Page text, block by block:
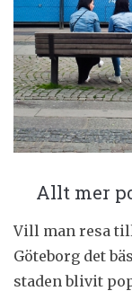
Allt mer
Vill man resa
Göteborg det
staden blivit